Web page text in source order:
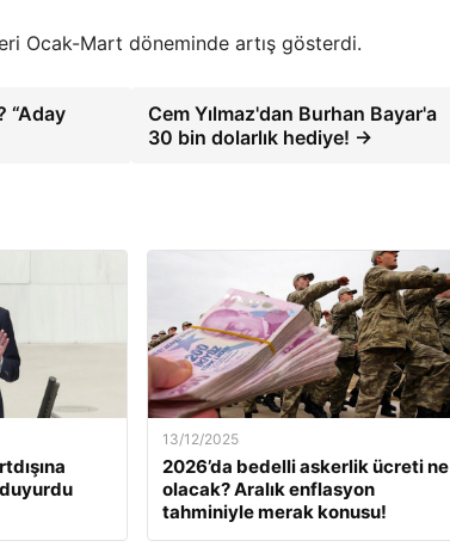
Ocak-Mart döneminde artış gösterdi.
“Aday
Cem Yılmaz'dan Burhan Bayar'a
30 bin dolarlık hediye! →
duyurdu
13/12/2025
2026’da bedelli askerlik ücreti ne
olacak? Aralık enflasyon
tahminiyle merak konusu!